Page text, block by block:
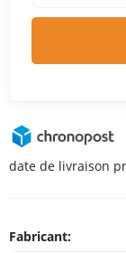
date de livraison
Fabricant: